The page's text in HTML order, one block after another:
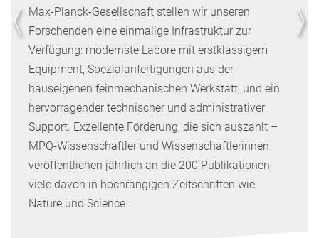
Max-Planck-Gesellschaft stellen wir unseren
Forschenden eine einmalige Infrastruktur zur
Verfügung: modernste Labore mit erstklassigem
Equipment, Spezialanfertigungen aus der
hauseigenen feinmechanischen Werkstatt, und ein
hervorragender technischer und administrativer
Support. Exzellente Förderung, die sich auszahlt –
MPQ-Wissenschaftler und Wissenschaftlerinnen
veröffentlichen jährlich an die 200 Publikationen,
viele davon in hochrangigen Zeitschriften wie
Nature und Science.